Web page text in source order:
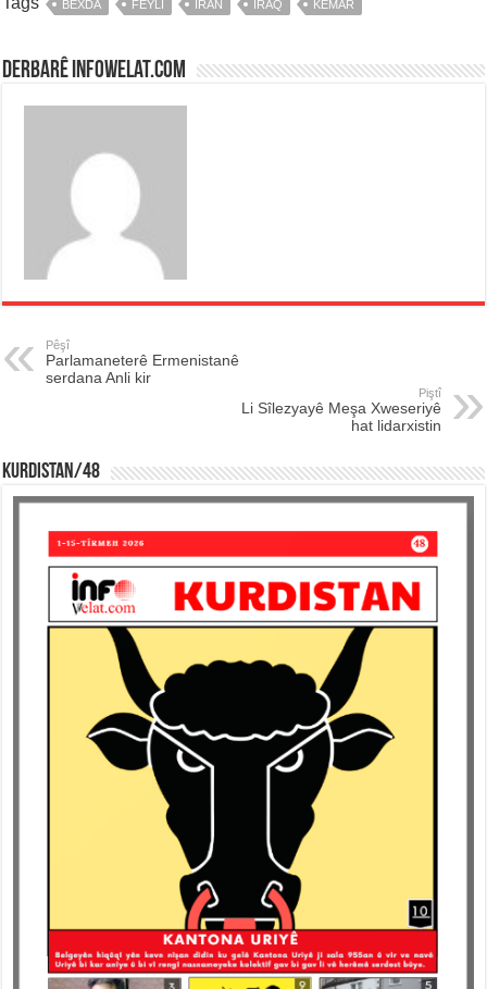
BEXDA FEYLÎ ÎRAN IRAQ KÊMAR
Derbarê infowelat.com
Pêşî
Parlamaneterê Ermenistanê
serdana Anli kir
Piştî
Li Sîlezyayê Meşa Xweseriyê
hat lidarxistin
KURDISTAN/48